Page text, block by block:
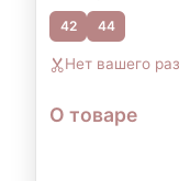
42 44
Нет вашего
О товаре
Контакты для
По всем